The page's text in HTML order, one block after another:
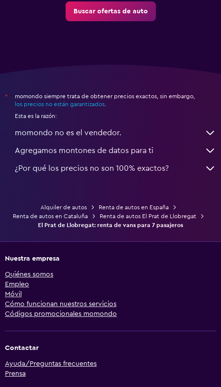
Buscar ofertas de auto
*
momondo siempre trata de obtener precios exactos, sin embargo,
los precios no están garantizados
Esta es la razón:
momondo no es el vendedor.
Agregamos montones de datos para ti
¿Por qué los precios no son 100% exactos?
Alquiler de autos
Renta de autos en España
Renta de autos en Cataluña
Renta de autos El Prat de Llobregat
El Prat de Llobregat: renta de vans para 7 pasajeros
Nuestra empresa
Quiénes somos
Empleo
Móvil
Cómo funcionan nuestros servicios
Códigos promocionales momondo
Contactar
Ayuda/Preguntas frecuentes
Prensa